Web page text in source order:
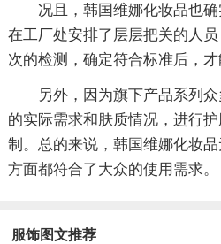
况且，韩国维娜化妆品也
在工厂处安排了层层把关的人
次的检测，确定符合标准后，才
另外，因为旗下产品系列
的实际需求和肤质情况，进行
制。总的来说，韩国维娜化妆
方面都符合了大众的使用需求。
服饰图文推荐